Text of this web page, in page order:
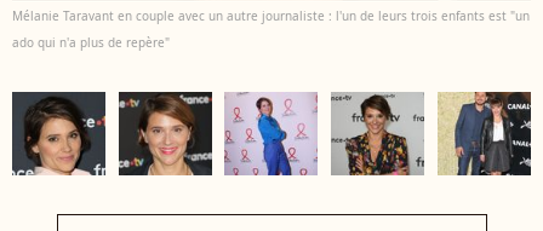
Mélanie Taravant en couple avec un autre journaliste : l'un de leurs trois enfants est "un
ado qui n'a plus de repère"